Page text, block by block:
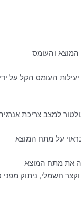
העומס הקל על
את מתח המוצא